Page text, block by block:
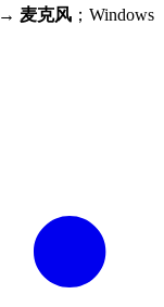
→ 麦克风 ；Windows